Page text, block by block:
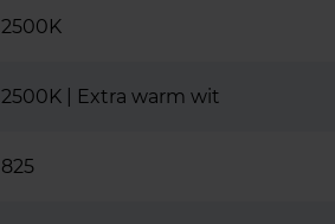
2500K
2500K | Extra warm wit
825